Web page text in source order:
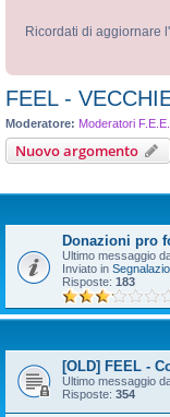
Ricordati di aggiornare l'
FEEL -
Moderatore: Moderatori
Nuovo argomento
Donazioni pro
Ultimo messaggio
Inviato in
Risposte: 183
[OLD] FEEL -
Ultimo messaggio
Risposte: 354